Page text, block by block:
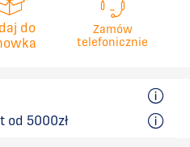
do
Zamów
telefonicznie
5000zł